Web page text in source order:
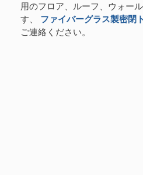
用のフロア、ルーフ、ウォー
す、 ファイバーグラス製密閉
ご連絡ください。